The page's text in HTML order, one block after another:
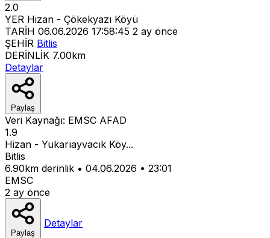
2.0
YER Hizan - Çökekyazı Köyü
TARİH 06.06.2026 17:58:45 2 ay önce
ŞEHİR Bitlis
DERİNLİK 7.00km
Detaylar
Paylaş
Veri Kaynağı: EMSC AFAD
1.9
Hizan - Yukarıayvacık Köy...
Bitlis
6.90km derinlik • 04.06.2026 • 23:01
EMSC
2 ay önce
Paylaş
Detaylar